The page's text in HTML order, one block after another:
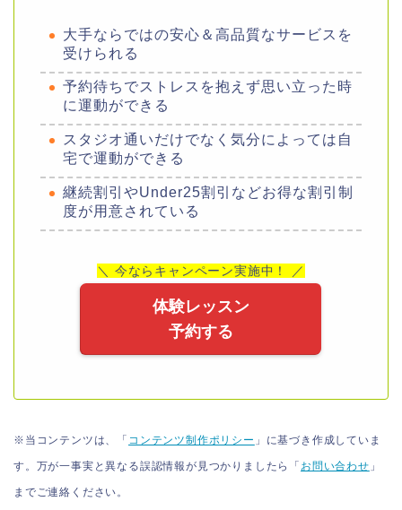
大手ならではの安心＆高品質なサービスを
受けられる
予約待ちでストレスを抱えず思い立った時
に運動ができる
スタジオ通いだけでなく気分によっては自
宅で運動ができる
継続割引やUnder25割引などお得な割引制
度が用意されている
＼ 今ならキャンペーン実施中！ ／
体験レッスン
予約する
※当コンテンツは、「 コンテンツ制作ポリシー 」に基づき作成していま
す。万が一事実と異なる誤認情報が見つかりましたら「 お問い合わせ 」
までご連絡ください。